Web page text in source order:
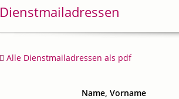
Dienstmailadressen
Alle Dienstmailadressen als pdf
Name, Vorname